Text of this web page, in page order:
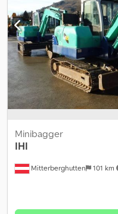
Gewerbetreibende, Irrtum
Werbungen und
Fotos digital bearbeitet
Mitterberghutten 101 km
Minibagger
IHI